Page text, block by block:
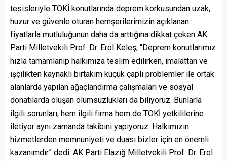
tesisleriyle TOKİ konutlarında deprem korkusundan uzak,
huzur ve güvenle oturan hemşerilerimizin açıklanan
fiyatlarla mutluluğunun daha da arttığına dikkat çeken AK
Parti Milletvekili Prof. Dr. Erol Keleş; “Deprem konutlarımız
hızla tamamlanıp halkımıza teslim edilirken, imalattan ve
işçilikten kaynaklı birtakım küçük çaplı problemler ile ortak
alanlarda yapılan ağaçlandırma çalışmaları ve sosyal
donatılarda oluşan olumsuzlukları da biliyoruz. Bunlarla
ilgili sorunları, hem ilgili firma hem de TOKİ yetkililerine
iletiyor aynı zamanda takibini yapıyoruz. Halkımızın
hizmetlerden memnuniyeti ve duası bizler için en önemli
kazanımdır” dedi. AK Parti Elazığ Milletvekili Prof. Dr. Erol